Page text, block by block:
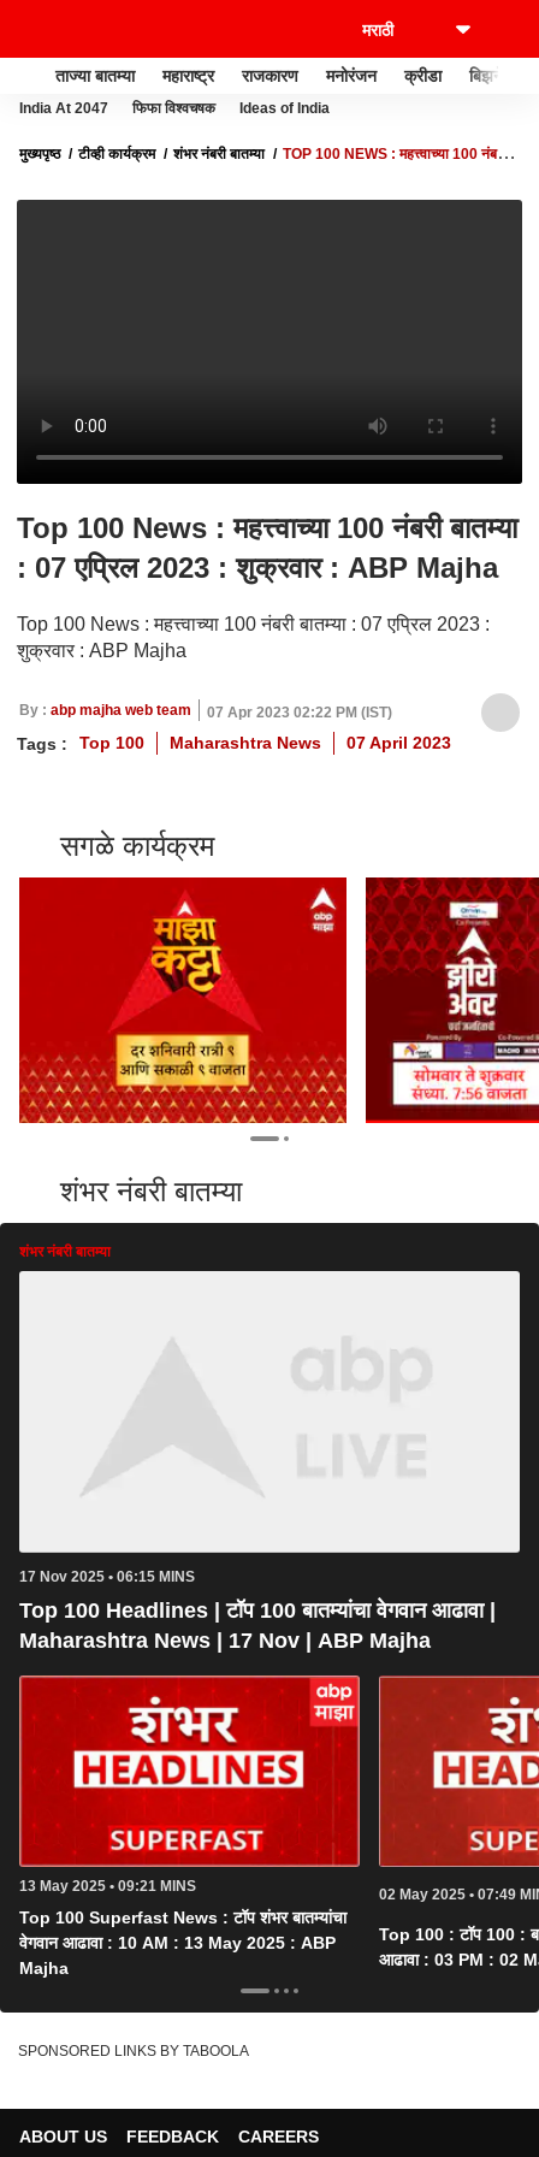
ताज्या बातम्या महाराष्ट्र राजकारण मनोरंजन क्रीडा बिझनेस
India At 2047 फिफा विश्वचषक Ideas of India
मुख्यपृष्ठ टीव्ही कार्यक्रम शंभर नंबरी बातम्या
TOP 100 NEWS : महत्त्वाच्या 100 नंबरी
Top 100 News : महत्त्वाच्या 100 नंबरी बातम्या
: 07 एप्रिल 2023 : शुक्रवार : ABP Majha
Top 100 News : महत्त्वाच्या 100 नंबरी बातम्या : 07 एप्रिल 2023 :
शुक्रवार : ABP Majha
By : abp majha web team 07 Apr 2023 02:22 PM (IST)
Tags : Top 100 Maharashtra News 07 April 2023
सगळे कार्यक्रम
शंभर नंबरी बातम्या
शंभर नंबरी बातम्या
17 Nov 2025 • 06:15 MINS
Top 100 Headlines | टॉप 100 बातम्यांचा वेगवान आढावा |
Maharashtra News | 17 Nov | ABP Majha
13 May 2025 • 09:21 MINS
Top 100 Superfast News : टॉप शंभर बातम्यांचा
वेगवान आढावा : 10 AM : 13 May 2025 : ABP
Majha
02 May 2025 • 07:49
Top 100 : टॉप 100 :
आढावा : 03 PM : 02
SPONSORED LINKS BY TABOOLA
ABOUT US FEEDBACK CAREERS